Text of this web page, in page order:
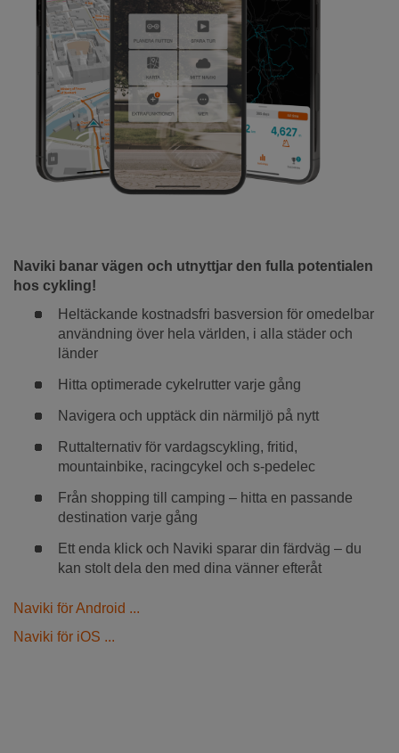
Naviki banar vägen och utnyttjar den fulla potentialen
hos cykling!
Heltäckande kostnadsfri basversion för omedelbar
användning över hela världen, i alla städer och
länder
Hitta optimerade cykelrutter varje gång
Navigera och upptäck din närmiljö på nytt
Ruttalternativ för vardagscykling, fritid,
mountainbike, racingcykel och s-pedelec
Från shopping till camping – hitta en passande
destination varje gång
Ett enda klick och Naviki sparar din färdväg – du
kan stolt dela den med dina vänner efteråt
Naviki för Android ...
Naviki för iOS ...